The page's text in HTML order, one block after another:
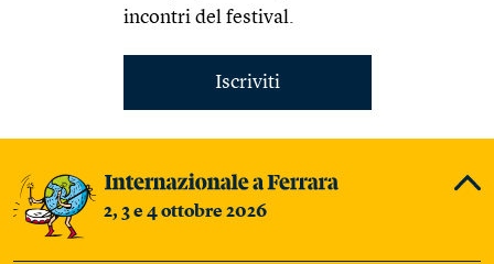
incontri del festival.
Iscriviti
2, 3 e 4 ottobre 2026